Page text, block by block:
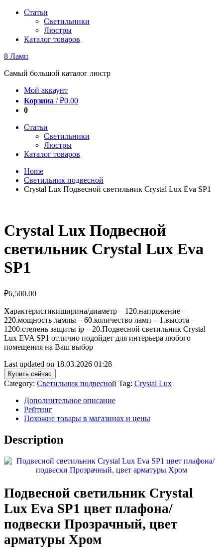
Перейти
содержимому
Статьи
Светильники
Люстры
Каталог товаров
8 Ламп
Самый большой каталог люстр
Мой аккаунт
Корзина /₽0.00
0
Статьи
Светильники
Люстры
Каталог товаров
Home
Светильник подвесной
Crystal Lux Подвесной светильник Crystal Lux Eva SP1
Crystal Lux Подвесной
светильник Crystal Lux Eva
SP1
₽6,500.00
Характеристикиширина/диаметр – 120.напряжение –
220.мощность лампы – 60.количество ламп – 1.высота –
1200.степень защиты ip – 20.Подвесной светильник Crystal
Lux EVA SP1 отлично подойдет для интерьера любого
помещения на Ваш выбор
Last updated on 18.03.2026 01:28
Купить сейчас
Category: Светильник подвесной Tag: Crystal Lux
Дополнительное описание
Рейтинг
Похожие товары в магазинах и цены
Description
Подвесной светильник Crystal
Lux Eva SP1 цвет плафона/
подвески Прозрачный, цвет
арматуры Хром